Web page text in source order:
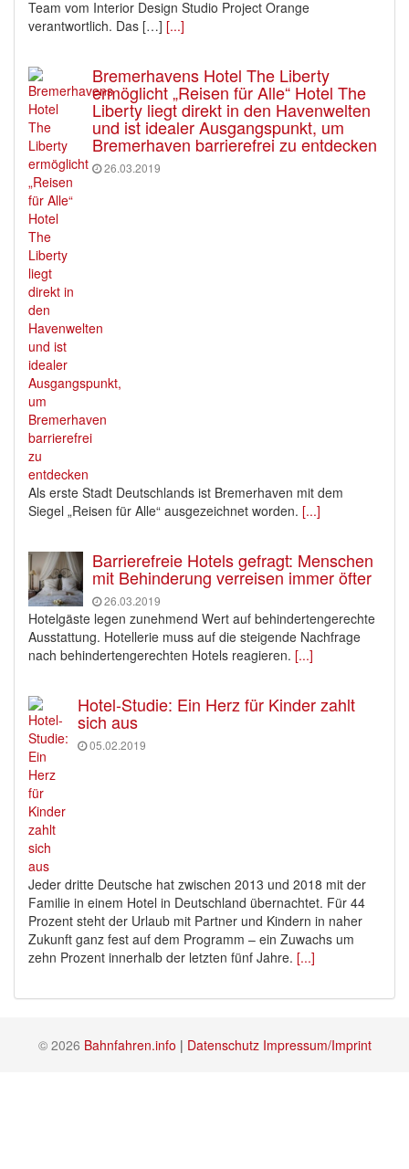
Team vom Interior Design Studio Project Orange
verantwortlich. Das […] [...]
Bremerhavens Hotel The Liberty
ermöglicht „Reisen für Alle“ Hotel The
Liberty liegt direkt in den Havenwelten
und ist idealer Ausgangspunkt, um
Bremerhaven barrierefrei zu entdecken
26.03.2019
Als erste Stadt Deutschlands ist Bremerhaven mit dem
Siegel „Reisen für Alle“ ausgezeichnet worden. [...]
Barrierefreie Hotels gefragt: Menschen
mit Behinderung verreisen immer öfter
26.03.2019
Hotelgäste legen zunehmend Wert auf behindertengerechte
Ausstattung. Hotellerie muss auf die steigende Nachfrage
nach behindertengerechten Hotels reagieren. [...]
Hotel-Studie: Ein Herz für Kinder zahlt
sich aus
05.02.2019
Jeder dritte Deutsche hat zwischen 2013 und 2018 mit der
Familie in einem Hotel in Deutschland übernachtet. Für 44
Prozent steht der Urlaub mit Partner und Kindern in naher
Zukunft ganz fest auf dem Programm – ein Zuwachs um
zehn Prozent innerhalb der letzten fünf Jahre. [...]
© 2026 Bahnfahren.info | Datenschutz Impressum/Imprint